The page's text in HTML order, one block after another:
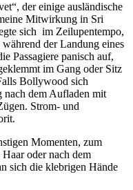
der einige ausländische
Mitwirkung in Sri
sich im Zeilupentempo,
der Landung eines
Passagiere panisch auf,
im Gang oder Sitz
Bollywood sich
nach dem Aufladen mit
Strom- und
Momenten, zum
oder nach dem
sich die klebrigen Hände